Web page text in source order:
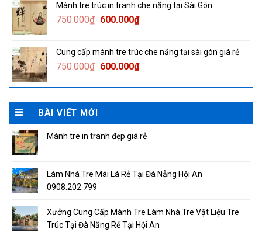
750.000₫.600.000₫.
Mành tre trúc in tranh che nắng tại Sài Gòn
750.000₫ Original
750.000₫.
600.000₫Current
600.000₫.
Cung cấp mành tre trúc che nắng tại sài gòn giá rẻ
750.000₫ Original
was:
750.000₫.
600.000₫Current
is:
600.000₫.
BÀI VIẾT MỚI
Mành tre in tranh đẹp giá rẻ
Làm Nhà Tre Mái Lá Rẻ Tại Đà Nẵng Hội An
0908.202.799
Xưởng Cung Cấp Mành Tre Làm Nhà Tre Vật Liệu Tre
Trúc Tại Đà Nẵng Rẻ Tại Hội An